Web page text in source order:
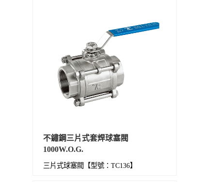
不鏽鋼三片式套焊球塞閥
1000W.O.G.
三片式球塞閥【型號：TC136】